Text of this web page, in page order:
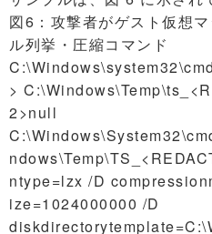
図6：攻撃者がゲスト仮想
ル列挙・圧縮コマンド
>
2>null
ntype=lzx /D
ize=1024000000 /D